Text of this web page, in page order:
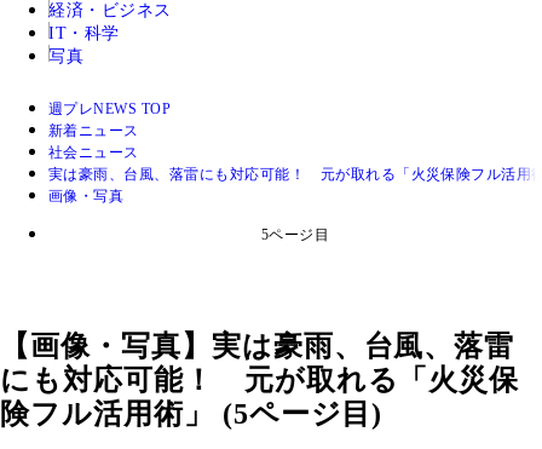
経済・ビジネス
IT・科学
写真
週プレNEWS TOP
新着ニュース
社会ニュース
実は豪雨、台風、落雷にも対応可能！ 元が取れる「火災保険フル活用
画像・写真
5ページ目
【画像・写真】実は豪雨、台風、落雷
にも対応可能！ 元が取れる「火災保
険フル活用術」 (5ページ目)